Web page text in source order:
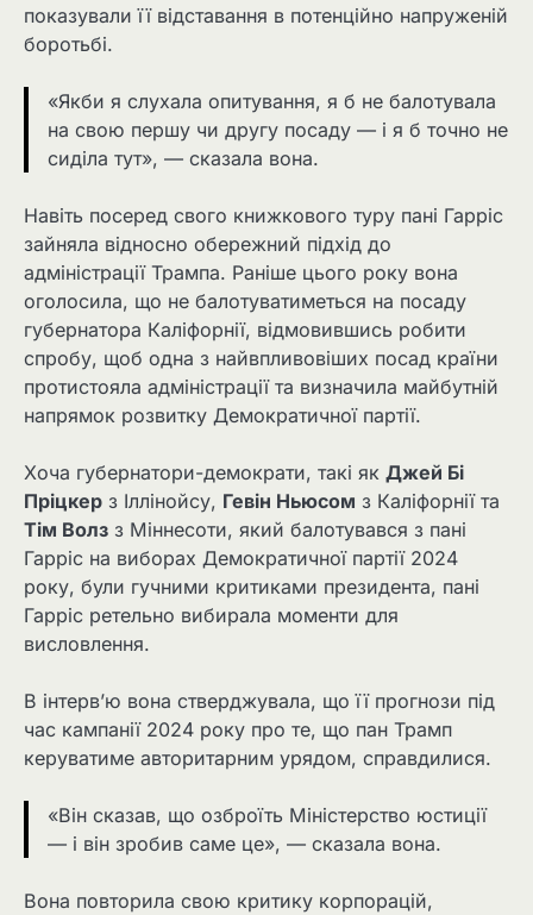
показували її відставання в потенційно напруженій
боротьбі.
«Якби я слухала опитування, я б не балотувала
на свою першу чи другу посаду — і я б точно не
сиділа тут», — сказала вона.
Навіть посеред свого книжкового туру пані Гарріс
зайняла відносно обережний підхід до
адміністрації Трампа. Раніше цього року вона
оголосила, що не балотуватиметься на посаду
губернатора Каліфорнії, відмовившись робити
спробу, щоб одна з найвпливовіших посад країни
протистояла адміністрації та визначила майбутній
напрямок розвитку Демократичної партії.
Хоча губернатори-демократи, такі як Джей Бі
Пріцкер з Іллінойсу, Гевін Ньюсом з Каліфорнії та
Тім Волз з Міннесоти, який балотувався з пані
Гарріс на виборах Демократичної партії 2024
року, були гучними критиками президента, пані
Гарріс ретельно вибирала моменти для
висловлення.
В інтерв’ю вона стверджувала, що її прогнози під
час кампанії 2024 року про те, що пан Трамп
керуватиме авторитарним урядом, справдилися.
«Він сказав, що озброїть Міністерство юстиції
— і він зробив саме це», — сказала вона.
Вона повторила свою критику корпорацій,